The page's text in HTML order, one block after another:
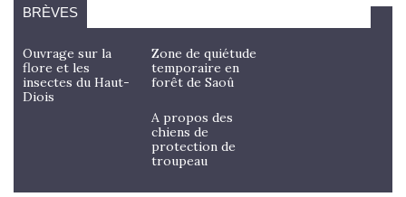
BRÈVES
Ouvrage sur la
flore et les
insectes du Haut-
Diois
Zone de quiétude
temporaire en
forêt de Saoû
A propos des
chiens de
protection de
troupeau